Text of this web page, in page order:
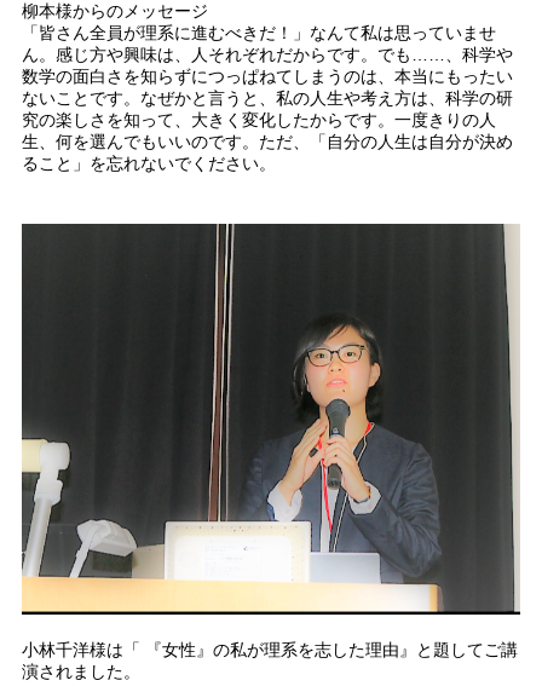
柳本様からのメッセージ
「皆さん全員が理系に進むべきだ！」なんて私は思っていませ
ん。感じ方や興味は、人それぞれだからです。でも……、科学や
数学の面白さを知らずにつっぱねてしまうのは、本当にもったい
ないことです。なぜかと言うと、私の人生や考え方は、科学の研
究の楽しさを知って、大きく変化したからです。一度きりの人
生、何を選んでもいいのです。ただ、「自分の人生は自分が決め
ること」を忘れないでください。
小林千洋様は「 『女性』の私が理系を志した理由』と題してご講
演されました。